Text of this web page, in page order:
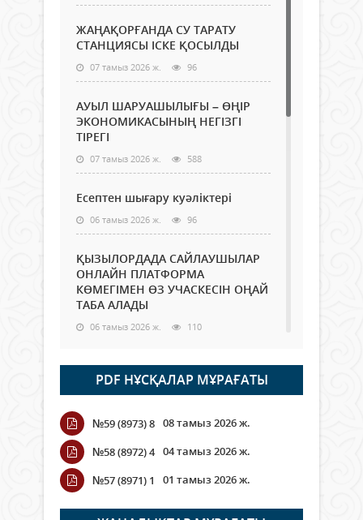
ЖАҢАҚОРҒАНДА СУ ТАРАТУ
СТАНЦИЯСЫ ІСКЕ ҚОСЫЛДЫ
07 тамыз 2026 ж. 96
АУЫЛ ШАРУАШЫЛЫҒЫ – ӨҢІР
ЭКОНОМИКАСЫНЫҢ НЕГІЗГІ
ТІРЕГІ
07 тамыз 2026 ж. 588
Есептен шығару куәліктері
06 тамыз 2026 ж. 96
ҚЫЗЫЛОРДАДА САЙЛАУШЫЛАР
ОНЛАЙН ПЛАТФОРМА
КӨМЕГІМЕН ӨЗ УЧАСКЕСІН ОҢАЙ
ТАБА АЛАДЫ
06 тамыз 2026 ж. 110
Open Air: Қызылорда облысы
полиция департаменті 20
мыңнан астам көрерменнің
қауіпсіздігін қамтамасыз етті
06 тамыз 2026 ж.
Wi-Fi ҚАБЫРҒА АРҚЫЛЫ ҚАЛАЙ
ӨТЕДІ?
06 тамыз 2026 ж. 285
PDF НҰСҚАЛАР МҰРАҒАТЫ
№59 (8973) 8 08 тамыз 2026 ж.
№58 (8972) 4 04 тамыз 2026 ж.
№57 (8971) 1
01 тамыз 2026 ж.